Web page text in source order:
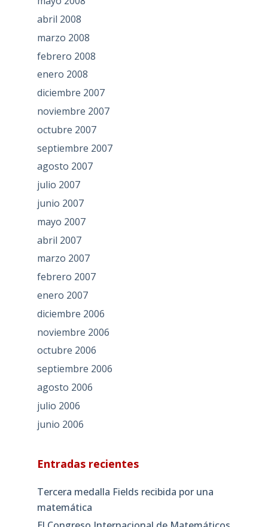
abril 2008
marzo 2008
febrero 2008
enero 2008
diciembre 2007
noviembre 2007
octubre 2007
septiembre 2007
agosto 2007
julio 2007
junio 2007
mayo 2007
abril 2007
marzo 2007
febrero 2007
enero 2007
diciembre 2006
noviembre 2006
octubre 2006
septiembre 2006
agosto 2006
julio 2006
junio 2006
Entradas recientes
Tercera medalla Fields recibida por una
matemática